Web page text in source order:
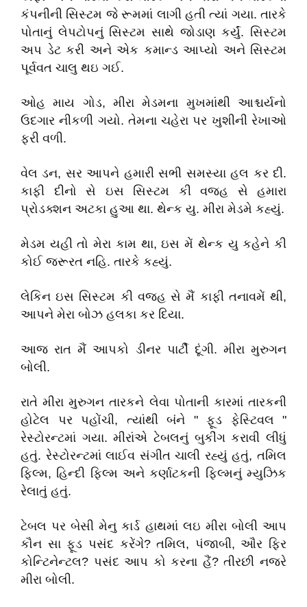
કંપનીની સિસ્ટમ જે રૂમમાં લાગી હતી ત્યાં ગયા. તારકે
પોતાનું લેપટોપનું સિસ્ટમ સાથે જોડાણ કર્યું. સિસ્ટમ
અપ ડેટ કરી અને એક કમાન્ડ આપ્યો અને સિસ્ટમ
પૂર્વવત ચાલુ થઇ ગઈ.
ઓહ માય ગોડ, મીરા મેડમના મુખમાંથી આશ્ચર્યનો
ઉદગાર નીકળી ગયો. તેમના ચહેરા પર ખુશીની રેખાઓ
ફરી વળી.
વેલ ડન, સર આપને હમારી સભી સમસ્યા હલ કર દી.
કાફી દીનો સે ઇસ સિસ્ટમ કી વજહ સે હમારા
પ્રોડક્શન અટકા હુઆ થા. થેન્ક યુ. મીરા મેડમે કહ્યું.
મેડમ યહી તો મેરા કામ થા, ઇસ મેં થેન્ક યુ કહેને કી
કોઈ જરૂરત નહિ. તારકે કહ્યું.
લેકિન ઇસ સિસ્ટમ કી વજહ સે મૈં કાફી તનાવમેં થી,
આપને મેરા બોઝ હલકા કર દિયા.
આજ રાત મૈં આપકો ડીનર પાર્ટી દૂંગી. મીરા મુરુગન
બોલી.
રાતે મીરા મુરુગન તારકને લેવા પોતાની કારમાં તારકની
હોટેલ પર પહોંચી, ત્યાંથી બંને " ફૂડ ફેસ્ટિવલ "
રેસ્ટોરન્ટમાં ગયા. મીરાંએ ટેબલનું બુકીંગ કરાવી લીધું
હતું. રેસ્ટોરન્ટમાં લાઈવ સંગીત ચાલી રહ્યું હતું, તમિલ
ફિલ્મ, હિન્દી ફિલ્મ અને કર્ણાટકની ફિલ્મનું મ્યુઝિક
રેલાતું હતું.
ટેબલ પર બેસી મેનુ કાર્ડ હાથમાં લઇ મીરા બોલી આપ
કૌન સા ફૂડ પસંદ કરેંગે? તમિલ, પંજાબી, ઔર ફિર
કોન્ટિનેન્ટલ? પસંદ આપ કો કરના હૈં? તીરછી નજરે
મીરા બોલી.